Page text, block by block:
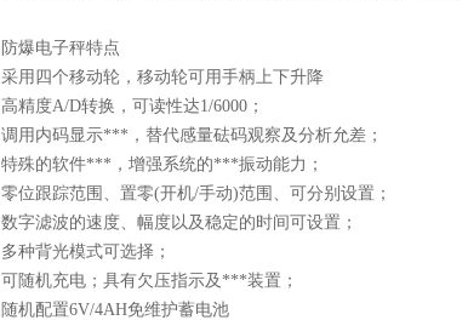
防爆电子秤特点
采用四个移动轮，移动轮可用手柄上下升降
高精度A/D转换，可读性达1/6000；
调用内码显示***，替代感量砝码观察及分析允差；
特殊的软件***，增强系统的***振动能力；
零位跟踪范围、置零(开机/手动)范围、可分别设置；
数字滤波的速度、幅度以及稳定的时间可设置；
多种背光模式可选择；
可随机充电；具有欠压指示及***装置；
随机配置6V/4AH免维护蓄电池